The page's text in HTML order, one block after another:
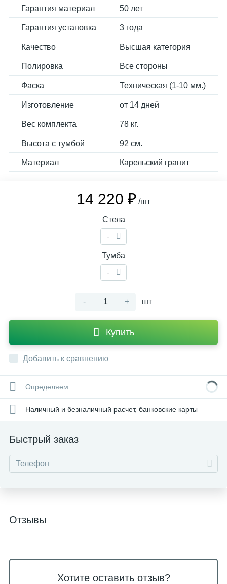
Гарантия материал 50 лет
Гарантия установка 3 года
Качество Высшая категория
Полировка Все стороны
Фаска Техническая (1-10 мм.)
Изготовление от 14 дней
Вес комплекта 78 кг.
Высота с тумбой 92 см.
Материал Карельский гранит
14 220 ₽ /шт
Стела
-
Тумба
-
- + шт
Купить
Добавить к сравнению
Определяем...
Наличный и безналичный расчет, банковские карты
Быстрый заказ
Отзывы
Хотите оставить отзыв?